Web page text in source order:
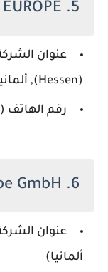
5. BIO-MED INGREDIENTS EUROPE
(Hessen), ألمانيا)
رقم الهاتف (‏‪+49 491 743921901‬‏)
6. BM Ingredients Europe GmbH
ألمانيا)